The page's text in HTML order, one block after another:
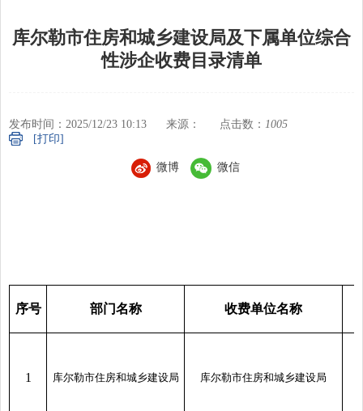
库尔勒市住房和城乡建设局及下属单位综合
性涉企收费目录清单
发布时间：2025/12/23 10:13 来源： 点击数： 1005
[打印]
微博 微信
序号 部门名称 收费单位名称
1 库尔勒市住房和城乡建设局 库尔勒市住房和城乡建设局